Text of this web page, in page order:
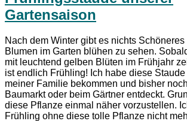
Gartensaison
Nach dem Winter gibt es nichts
Blumen im Garten blühen zu sehen.
mit leuchtend gelben Blüten im Frühjahr
ist endlich Frühling! Ich habe diese
meiner Familie bekommen und bisher
Baumarkt oder beim Gärtner entdeckt.
diese Pflanze einmal näher vorzustellen.
Frühling ohne diese tolle Pflanze nicht